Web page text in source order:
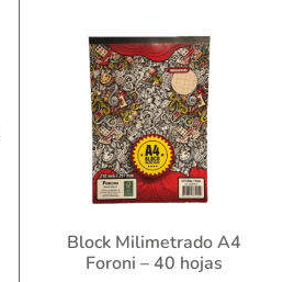
Block Milimetrado A4
Foroni – 40 hojas